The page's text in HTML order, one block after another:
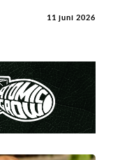
11 juni 2026